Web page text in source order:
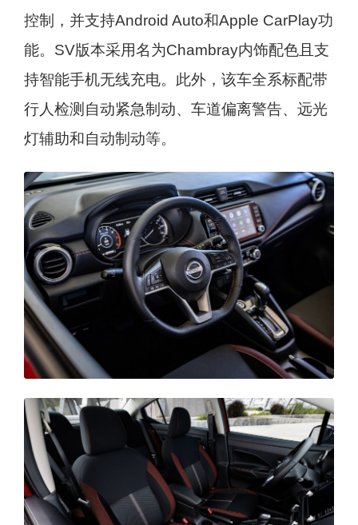
控制，并支持Android Auto和Apple CarPlay功
能。SV版本采用名为Chambray内饰配色且支
持智能手机无线充电。此外，该车全系标配带
行人检测自动紧急制动、车道偏离警告、远光
灯辅助和自动制动等。